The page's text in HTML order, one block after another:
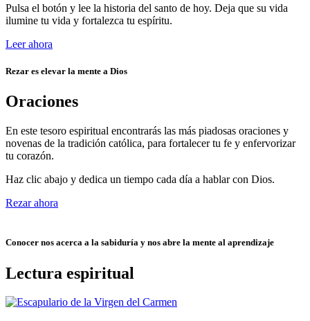
Pulsa el botón y lee la historia del santo de hoy. Deja que su vida
ilumine tu vida y fortalezca tu espíritu.
Leer ahora
Rezar es elevar la mente a Dios
Oraciones
En este tesoro espiritual encontrarás las más piadosas oraciones y
novenas de la tradición católica, para fortalecer tu fe y enfervorizar
tu corazón.
Haz clic abajo y dedica un tiempo cada día a hablar con Dios.
Rezar ahora
Conocer nos acerca a la sabiduría y nos abre la mente al aprendizaje
Lectura espiritual